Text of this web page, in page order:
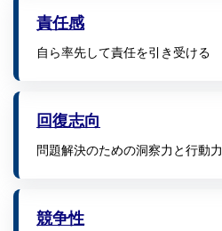
責任感
自ら率先して責任を引き受ける
回復志向
問題解決のための洞察力と行動力
競争性